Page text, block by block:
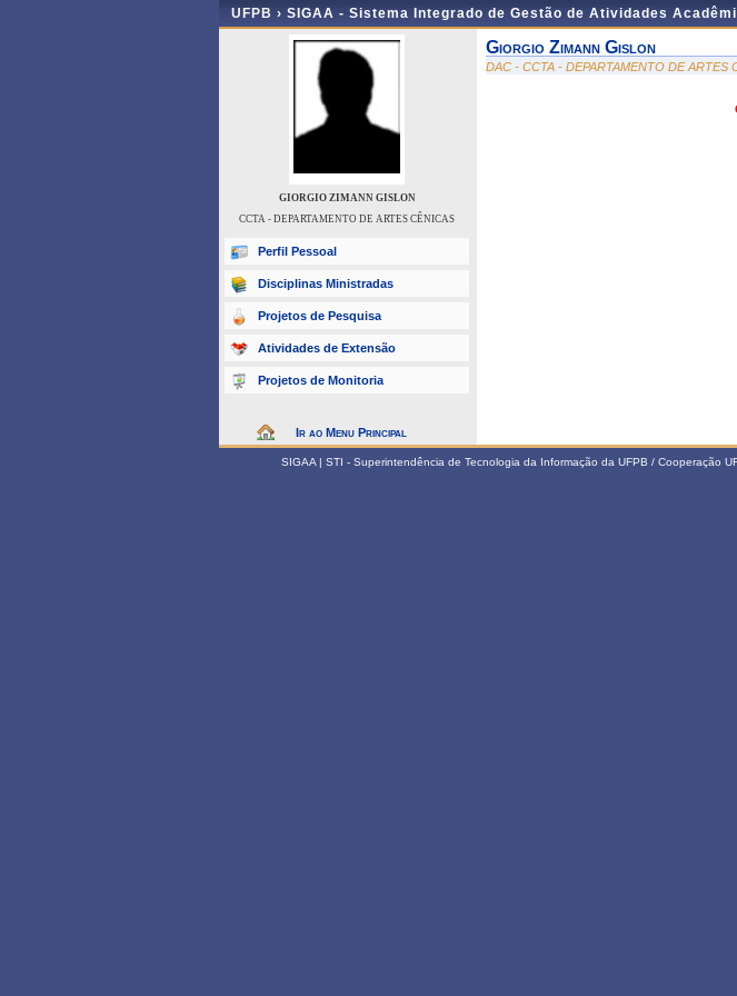
UFPB › SIGAA - Sistema Integrado de Gestão de Atividades
GIORGIO ZIMANN GISLON
CCTA - DEPARTAMENTO DE ARTES CÊNICAS
Perfil Pessoal
Disciplinas Ministradas
Projetos de Pesquisa
Atividades de Extensão
Projetos de Monitoria
Ir ao Menu Principal
Giorgio Zimann Gislon
DAC - CCTA - DEPARTAMENTO DE ARTES
SIGAA | STI - Superintendência de Tecnologia da Informação da UFPB / Cooperação